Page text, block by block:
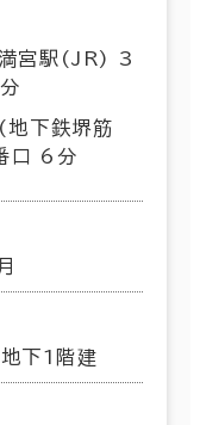
宮駅(JR) 3
地下鉄堺筋
口 6分
下1階建